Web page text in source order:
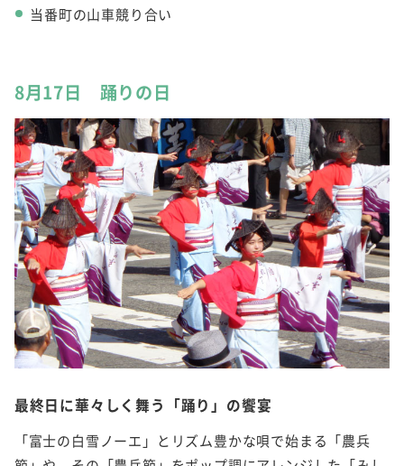
当番町の山車競り合い
8月17日 踊りの日
最終日に華々しく舞う「踊り」の饗宴
「富士の白雪ノーエ」とリズム豊かな唄で始まる「農兵